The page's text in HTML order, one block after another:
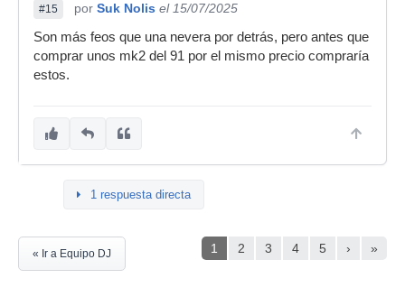
#15 por Suk Nolis el 15/07/2025
Son más feos que una nevera por detrás, pero antes que
comprar unos mk2 del 91 por el mismo precio compraría
estos.
1 respuesta directa
1 2 3 4 5 › »
« Ir a Equipo DJ